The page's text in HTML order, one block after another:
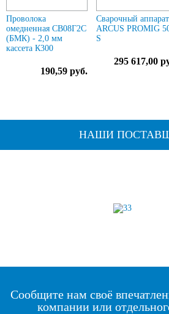
Проволока
омедненная СВ08Г2С
(БМК) - 2,0 мм
кассета К300
190,59 руб.
Сварочный аппарат
ARCUS PROMIG
S
295 617,00
НАШИ
Сообщите нам своё
компании или